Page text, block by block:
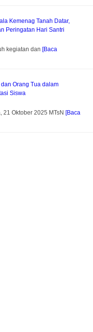
Kemenag Tanah Datar,
Peringatan Hari Santri
kegiatan dan [Baca
Orang Tua dalam
Siswa
21 Oktober 2025 MTsN [Baca